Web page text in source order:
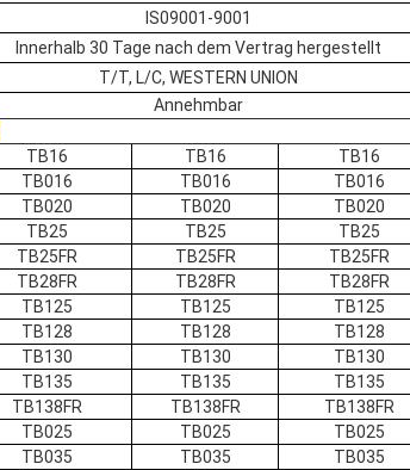
IS09001-9001
Innerhalb 30 Tage nach dem Vertrag hergestellt
T/T, L/C, WESTERN UNION
Annehmbar
TB16 TB16
TB16
TB016 TB016
TB016
TB020 TB020
TB020
TB25 TB25
TB25
TB25FR TB25FR
TB25FR
TB28FR TB28FR
TB28FR
TB125 TB125
TB125
TB128 TB128
TB128
TB130 TB130
TB130
TB135 TB135
TB135
TB138FR TB138FR
TB138FR
TB025 TB025
TB025
TB035 TB035
TB035